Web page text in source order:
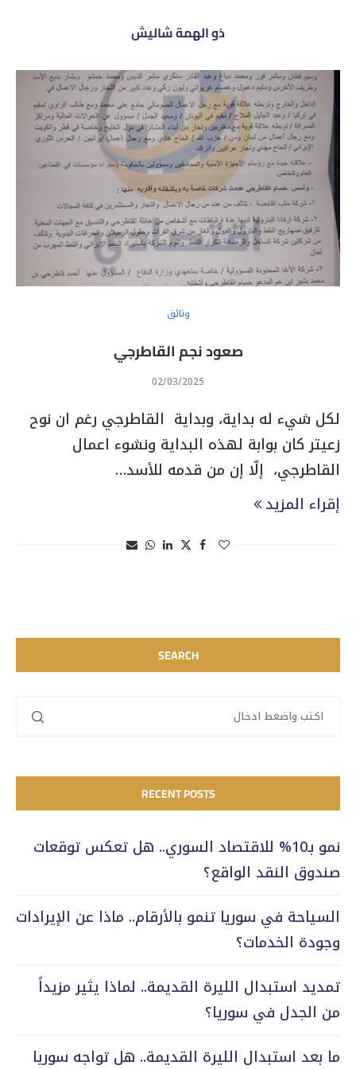
ذو الهمة شاليش
وثائق
صعود نجم القاطرجي
02/03/2025
لكل شيء له بداية، وبداية القاطرجي رغم ان نوح
زعيتر كان بوابة لهذه البداية ونشوء اعمال
القاطرجي، إلّا إن من قدمه للأسد…
إقراء المزيد
SEARCH
RECENT POSTS
نمو بـ10% للاقتصاد السوري.. هل تعكس توقعات
صندوق النقد الواقع؟
السياحة في سوريا تنمو بالأرقام.. ماذا عن الإيرادات
وجودة الخدمات؟
تمديد استبدال الليرة القديمة.. لماذا يثير مزيداً
من الجدل في سوريا؟
ما بعد استبدال الليرة القديمة.. هل تواجه سوريا